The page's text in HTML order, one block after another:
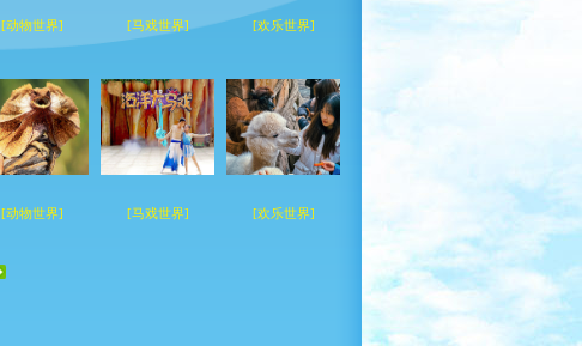
[动物世界] [马戏世界] [欢乐世界]
[动物世界] [马戏世界] [欢乐世界]